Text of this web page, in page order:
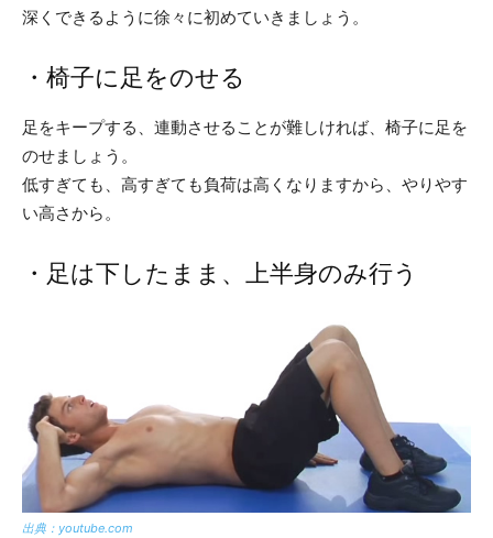
深くできるように徐々に初めていきましょう。
・椅子に足をのせる
足をキープする、連動させることが難しければ、椅子に足を
のせましょう。
低すぎても、高すぎても負荷は高くなりますから、やりやす
い高さから。
・足は下したまま、上半身のみ行う
出典：youtube.com